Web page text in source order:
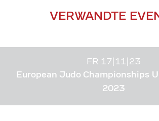
VERWANDTE
FR 17|11|23
European Judo Championships
2023